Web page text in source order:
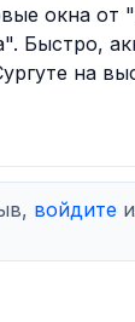
окна
Быстро,
на
войдите